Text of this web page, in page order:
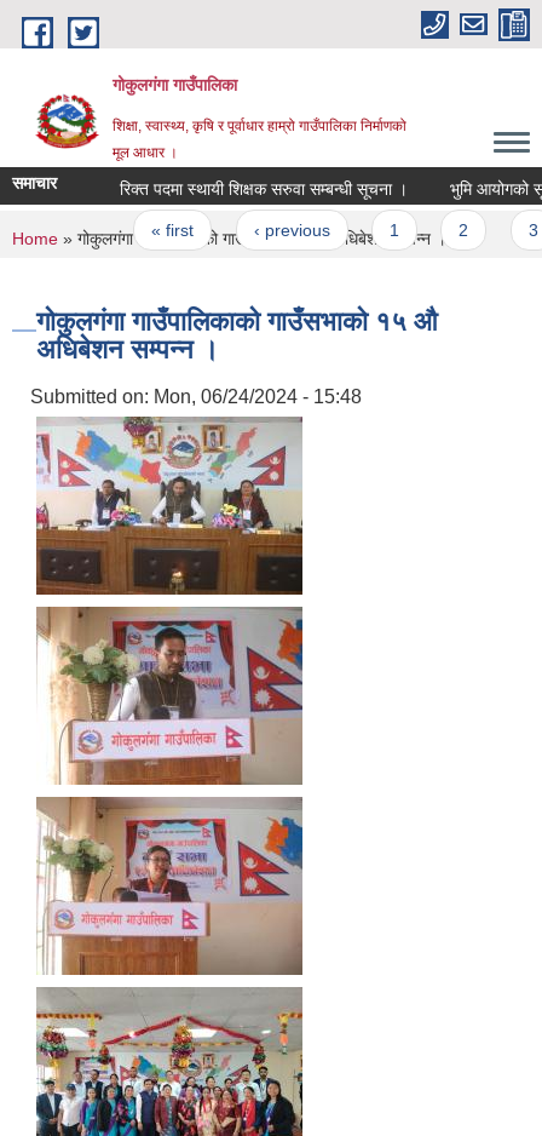
Skip to main content
गोकुलगंगा गाउँपालिका
शिक्षा, स्वास्थ्य, कृषि र पूर्वाधार हाम्रो गाउँपालिका निर्माणको
मूल आधार ।
समाचार रिक्त पदमा स्थायी शिक्षक सरुवा सम्बन्धी सूचना । भुमि आयोगको
Pages
« first ‹ previous 1
You are here
Home » गोकुलगंगा गाउँपालिकाको गाउँसभाकाे १५ औ अधिबेशन सम्पन्न ।
गोकुलगंगा गाउँपालिकाको गाउँसभाकाे १५ औ
अधिबेशन सम्पन्न ।
Submitted on: Mon, 06/24/2024 - 15:48